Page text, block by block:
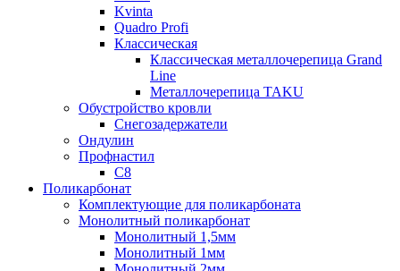
Kvinta
Quadro Profi
Классическая
Классическая металлочерепица Grand
Line
Металлочерепица TAKU
Обустройство кровли
Снегозадержатели
Ондулин
Профнастил
С8
Поликарбонат
Комплектующие для поликарбоната
Монолитный поликарбонат
Монолитный 1,5мм
Монолитный 1мм